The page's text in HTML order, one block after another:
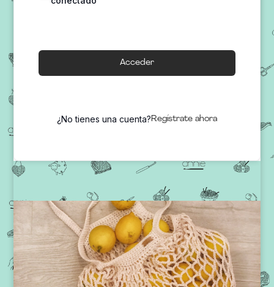
Acceder
¿No tienes una cuenta?Regístrate ahora